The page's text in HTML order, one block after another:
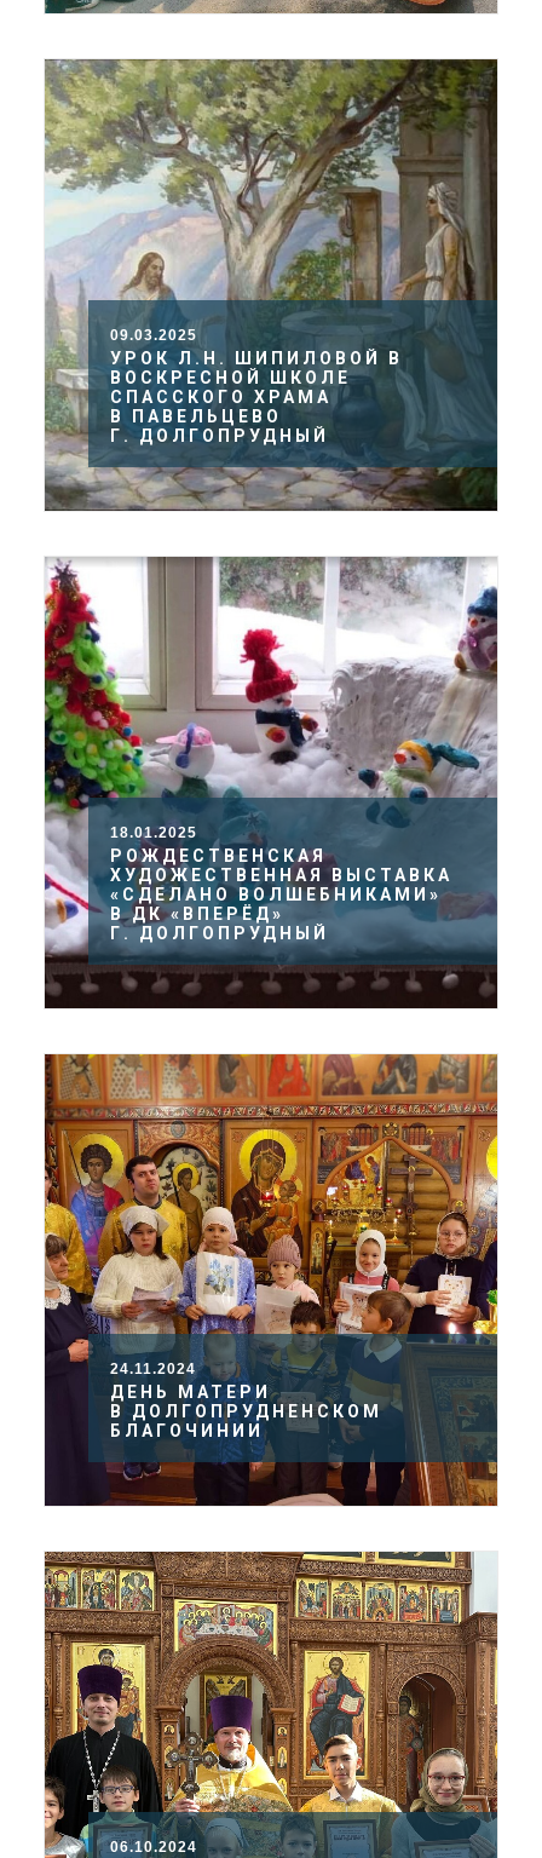
09.03.2025
УРОК Л.Н. ШИПИЛОВОЙ В
ВОСКРЕСНОЙ ШКОЛЕ
СПАССКОГО ХРАМА
В ПАВЕЛЬЦЕВО
Г. ДОЛГОПРУДНЫЙ
18.01.2025
РОЖДЕСТВЕНСКАЯ
ХУДОЖЕСТВЕННАЯ ВЫСТАВКА
«СДЕЛАНО ВОЛШЕБНИКАМИ»
В ДК «ВПЕРЁД»
Г. ДОЛГОПРУДНЫЙ
24.11.2024
ДЕНЬ МАТЕРИ
В ДОЛГОПРУДНЕНСКОМ
БЛАГОЧИНИИ
06.10.2024